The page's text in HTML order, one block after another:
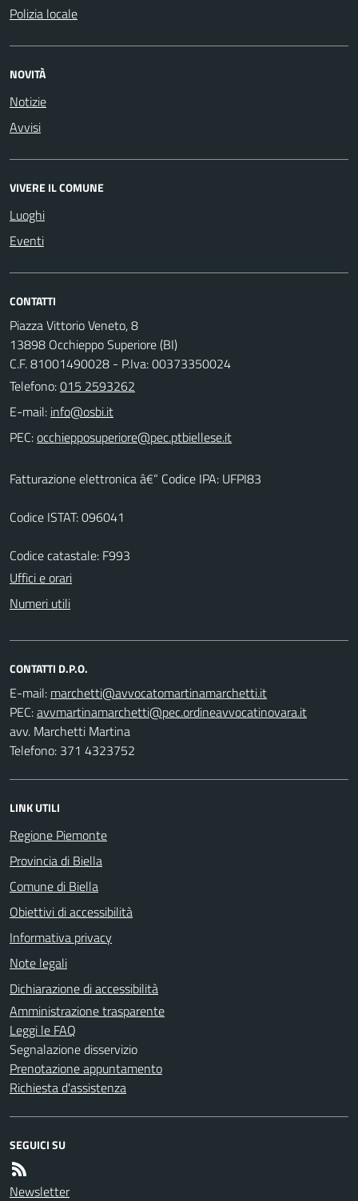
Polizia locale
NOVITÀ
Notizie
Avvisi
VIVERE IL COMUNE
Luoghi
Eventi
CONTATTI
Piazza Vittorio Veneto, 8
13898 Occhieppo Superiore (BI)
C.F. 81001490028 - P.Iva: 00373350024
Telefono:015 2593262
E-mail:
PEC:
Fatturazione elettronica â€“ Codice IPA: UFPI83
Codice ISTAT: 096041
Codice catastale: F993
Uffici e orari
Numeri utili
CONTATTI D.P.O.
E-mail:
PEC:
avv. Marchetti Martina
Telefono: 371 4323752
LINK UTILI
Regione Piemonte
Provincia di Biella
Comune di Biella
Obiettivi di accessibilità
Informativa privacy
Note legali
Dichiarazione di accessibilità
Amministrazione trasparente
Leggi le FAQ
Segnalazione disservizio
Prenotazione appuntamento
Richiesta d'assistenza
SEGUICI SU
Newsletter